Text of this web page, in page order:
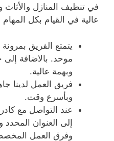
في تنظيف المنازل والأثاث
عالية في القيام بكل
يتمتع الفريق
موحد. بالاضافة إلى
وبهمة عالية.
فريق العمل لدينا
وبأسرع وقت.
عند التواصل مع
إلى العنوان
وفرق العمل